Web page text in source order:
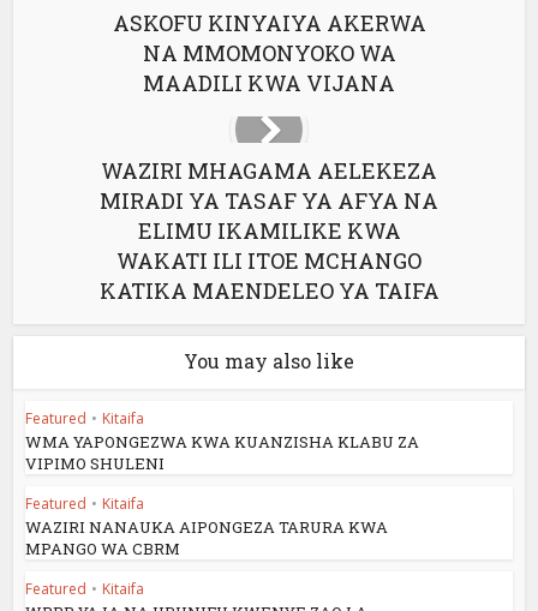
ASKOFU KINYAIYA AKERWA
NA MMOMONYOKO WA
MAADILI KWA VIJANA
WAZIRI MHAGAMA AELEKEZA
MIRADI YA TASAF YA AFYA NA
ELIMU IKAMILIKE KWA
WAKATI ILI ITOE MCHANGO
KATIKA MAENDELEO YA TAIFA
You may also like
Featured • Kitaifa
WMA YAPONGEZWA KWA KUANZISHA KLABU ZA
VIPIMO SHULENI
Featured • Kitaifa
WAZIRI NANAUKA AIPONGEZA TARURA KWA
MPANGO WA CBRM
Featured • Kitaifa